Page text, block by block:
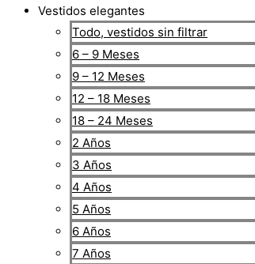
Vestidos elegantes
Todo, vestidos sin filtrar
6 – 9 Meses
9 – 12 Meses
12 – 18 Meses
18 – 24 Meses
2 Años
3 Años
4 Años
5 Años
6 Años
7 Años